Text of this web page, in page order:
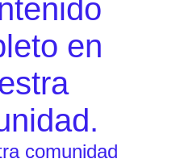
en
comunidad